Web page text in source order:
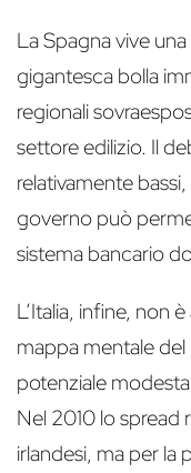
La Spagna vive
gigantesca bolla
regionali
settore edilizio. Il
relativamente
governo può
sistema bancario
L’Italia, infine, non
mappa mentale del
potenziale
Nel 2010 lo spread
irlandesi, ma per la